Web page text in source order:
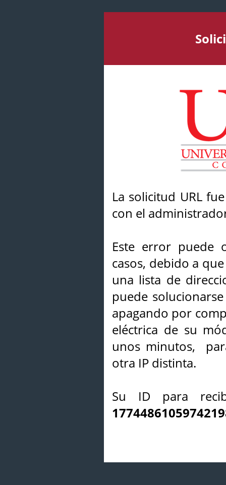
La solicitud URL
con el
Este error puede
casos, debido a
una lista de
puede
apagando por
eléctrica de su
unos minutos,
otra IP distinta.
Su ID para